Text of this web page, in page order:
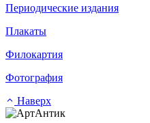
Периодические издания
Плакаты
Филокартия
Фотография
Наверх